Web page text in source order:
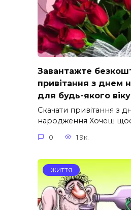
Завантажте
привітання з днем
для будь-якого віку
Скачати привітання з
народження Хочеш
0 1.9к.
ЖИТТЯ